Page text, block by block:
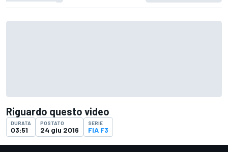
Riguardo questo video
DURATA
03:51
POSTATO
24 giu 2016
SERIE
FIA F3